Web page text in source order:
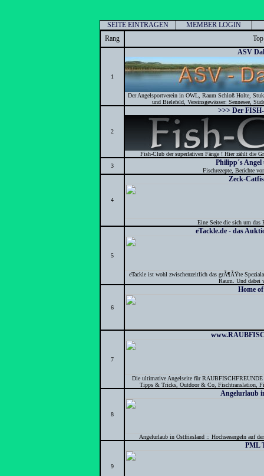
SEITE EINTRAGEN
MEMBER LOGIN
Rang
1
ASV
Der Angelsportverein in OWL, Raum Schloß Holte,
und Bielefeld, Vereinsgewässer: Sennesee,
2
>>> Der
Fish-Club der superlativen Fänge ! Hier zählt die
3
Philipp´s Angel
Fischrezepte, Berichte
4
Zeck-
Eine Seite die sich um das
5
eTackle.de - das
eTackle ist wohl zwischenzeitlich das grÃ¶ÃŸte
Raum. Und dabei
6
Home
7
Die ultimative Angelseite für
Tipps & Tricks, Outdoor & Co, Fischtranslation,
8
Angelurlaub
Angelurlaub in Ostfriesland :: Hochseeangeln auf
9
PML